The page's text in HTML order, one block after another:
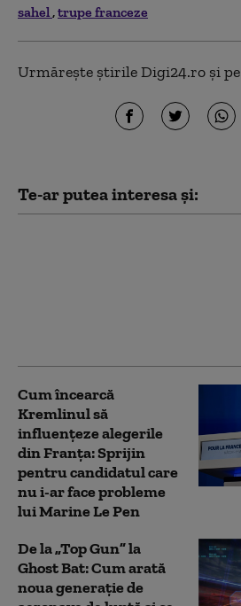
sahel trupe franceze
Urmărește știrile Digi24.ro și pe
Te-ar putea interesa și:
Cum încearcă
Kremlinul să
influențeze alegerile
din Franța: Sprijin
pentru candidatul care
nu i-ar face probleme
lui Marine Le Pen
De la „Top Gun” la
Ghost Bat: Cum arată
noua generație de